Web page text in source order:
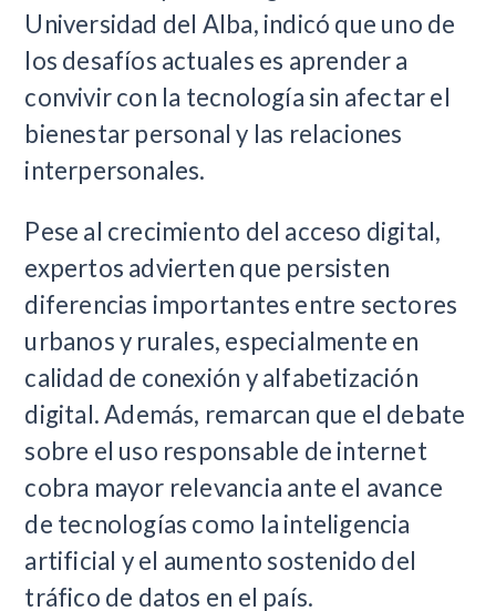
Universidad del Alba, indicó que uno de
los desafíos actuales es aprender a
convivir con la tecnología sin afectar el
bienestar personal y las relaciones
interpersonales.
Pese al crecimiento del acceso digital,
expertos advierten que persisten
diferencias importantes entre sectores
urbanos y rurales, especialmente en
calidad de conexión y alfabetización
digital. Además, remarcan que el debate
sobre el uso responsable de internet
cobra mayor relevancia ante el avance
de tecnologías como la inteligencia
artificial y el aumento sostenido del
tráfico de datos en el país.